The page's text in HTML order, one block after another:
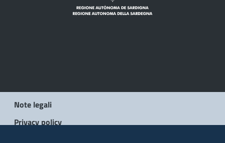
Note legali
Privacy policy